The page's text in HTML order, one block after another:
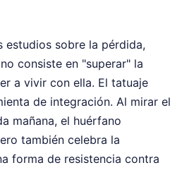
estudios sobre la pérdida,
consiste en "superar" la
a vivir con ella. El tatuaje
de integración. Al mirar el
mañana, el huérfano
también celebra la
forma de resistencia contra